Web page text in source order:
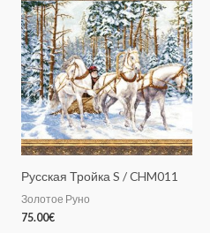
Русская Тройка S / CHM011
Золотое Руно
75.00€